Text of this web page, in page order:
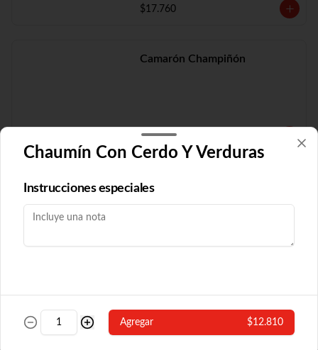
$17.760
Camarón Champiñón
$19.210
Camarón Fuyón
Con algas y champiñón
Chaumín Con Cerdo Y Verduras
Instrucciones especiales
Agregar $12.810